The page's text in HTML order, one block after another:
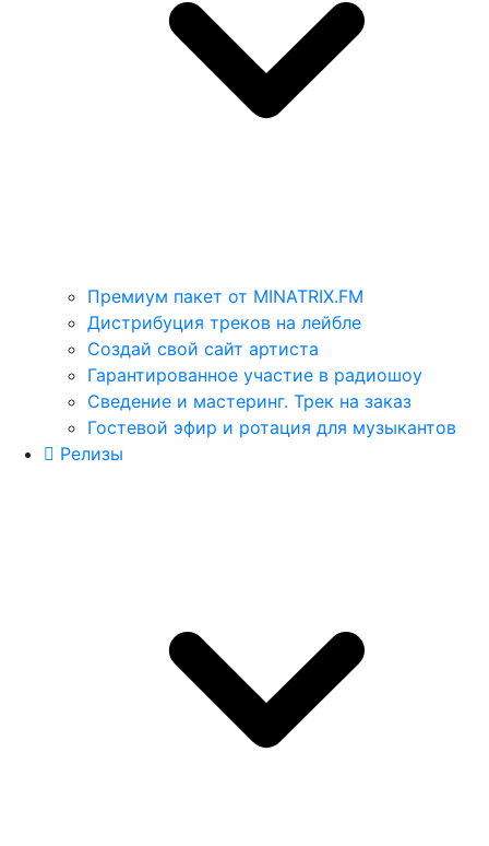
Премиум пакет от MINATRIX.FM
Дистрибуция треков на лейбле
Создай свой сайт артиста
Гарантированное участие в радиошоу
Сведение и мастеринг. Трек на заказ
Гостевой эфир и ротация для музыкантов
Релизы